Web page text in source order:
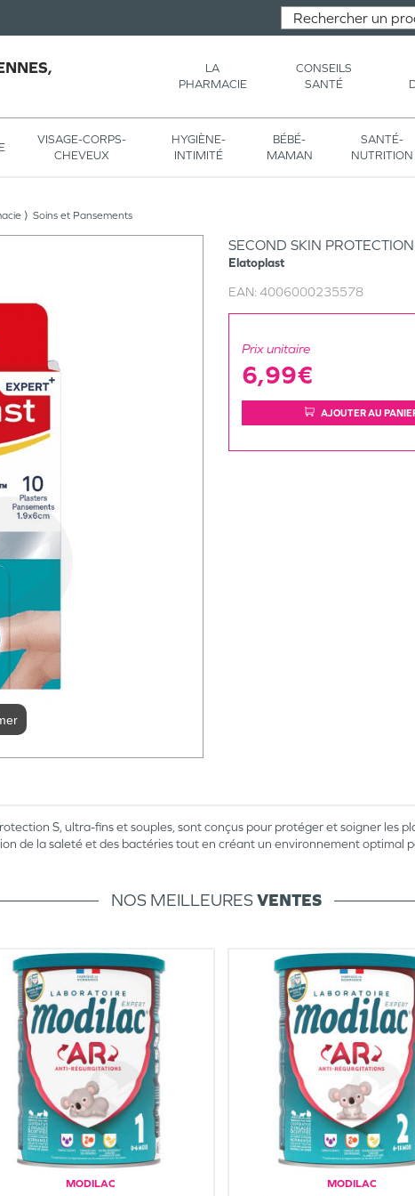
LA
PHARMACIE
CONSEILS
SANTÉ
VISAGE-CORPS-
CHEVEUX
HYGIÈNE-
INTIMITÉ
BÉBÉ-
MAMAN
SANTÉ-
NUTRITION
Soins et Pansements
SECOND SKIN
Elatoplast
EAN: 4006000235578
Prix unitaire
6,99€
AJOUTER AU
S, ultra-fins et souples, sont conçus pour protéger et soigner les
de la saleté et des bactéries tout en créant un environnement optimal
NOS MEILLEURESVENTES
MODILAC MODILAC